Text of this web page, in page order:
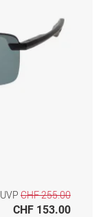
UVP CHF 255.00
CHF 153.00